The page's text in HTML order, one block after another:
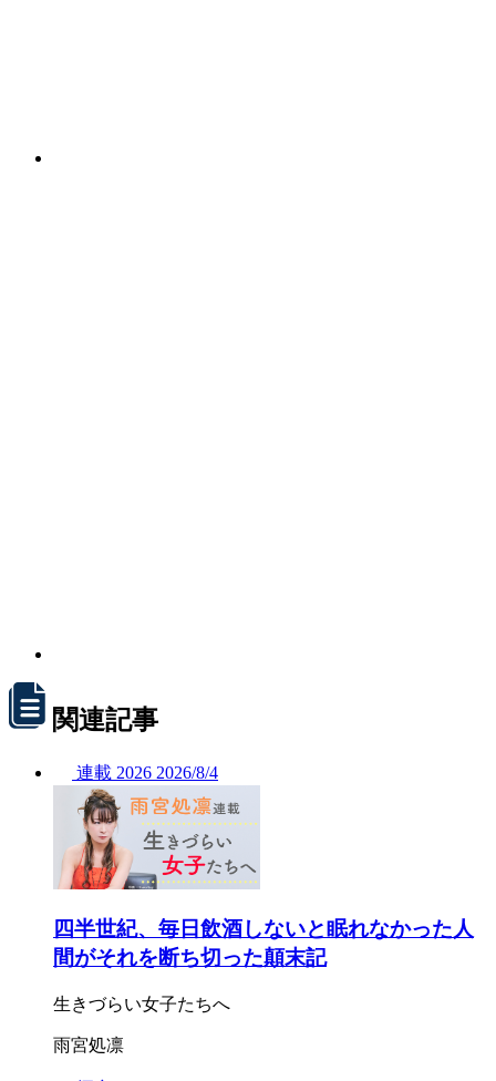
関連記事
連載 2026 2026/8/4
四半世紀、毎日飲酒しないと眠れなかった人
間がそれを断ち切った顛末記
生きづらい女子たちへ
雨宮処凛